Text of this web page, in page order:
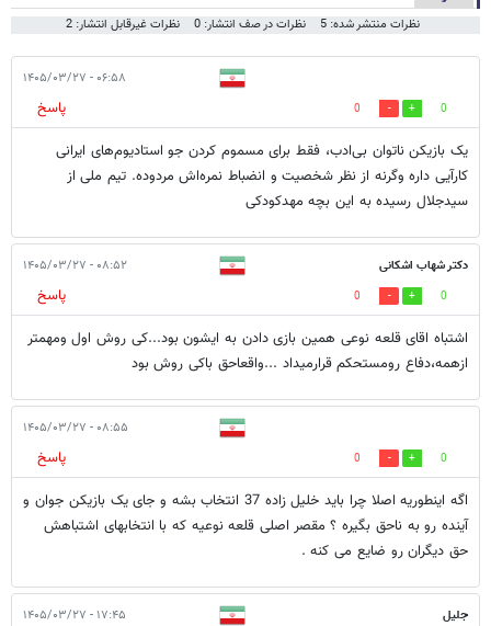
نظرات منتشر شده: 5 نظرات در صف انتشار: 0 نظرات غیرقابل انتشار: 2
۰۶:۵۸ - ۱۴۰۵/۰۳/۲۷
0
0
پاسخ
یک بازیکن ناتوان بی‌ادب، فقط برای مسموم کردن جو استادیوم‌های ایرانی
کارآیی داره وگرنه از نظر شخصیت و انضباط نمره‌اش مردوده. تیم ملی از
سیدجلال رسیده به این بچه مهدکودکی
دکتر شهاب اشکانی ۰۸:۵۲ - ۱۴۰۵/۰۳/۲۷
0
0
پاسخ
اشتباه اقای قلعه نوعی همین بازی دادن به ایشون بود...کی روش اول ومهمتر
ازهمه،دفاع رومستحکم قرارمیداد ...واقعاحق باکی روش بود
۰۸:۵۵ - ۱۴۰۵/۰۳/۲۷
0
0
پاسخ
اگه اینطوریه اصلا چرا باید خلیل زاده 37 انتخاب بشه و جای یک بازیکن جوان و
آینده رو به ناحق بگیره ؟ مقصر اصلی قلعه نوعیه که با انتخابهای اشتباهش
حق دیگران رو ضایع می کنه .
جلیل ۱۷:۴۵ - ۱۴۰۵/۰۳/۲۷